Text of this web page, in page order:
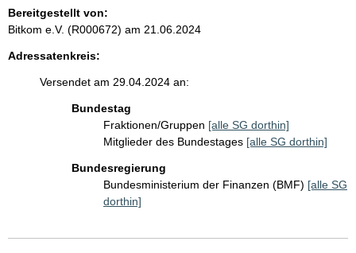
Bereitgestellt von:
Bitkom e.V. (R000672) am 21.06.2024
Adressatenkreis:
Versendet am 29.04.2024 an:
Bundestag
Fraktionen/Gruppen [alle SG dorthin]
Mitglieder des Bundestages [alle SG dorthin]
Bundesregierung
Bundesministerium der Finanzen (BMF) [alle SG
dorthin]